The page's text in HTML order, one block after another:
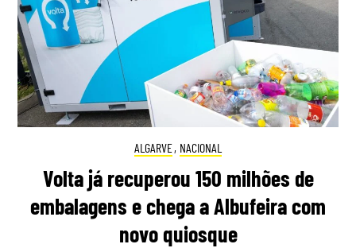
ALGARVE, NACIONAL
Volta já recuperou 150 milhões de
embalagens e chega a Albufeira com
novo quiosque